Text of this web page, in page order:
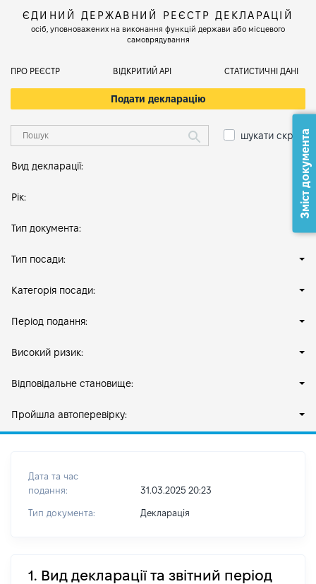
ЄДИНИЙ ДЕРЖАВНИЙ РЕЄСТР ДЕКЛАРАЦІЙ
осіб, уповноважених на виконання функцій держави або місцевого
самоврядування
ПРО РЕЄСТР ВІДКРИТИЙ АРІ СТАТИСТИЧНІ ДАНІ
Подати декларацію
шукати скрізь
Вид декларації:
Рік:
Тип документа:
Тип посади:
Категорія посади:
Період подання:
Високий ризик:
Відповідальне становище:
Пройшла автоперевірку:
Дата та час
подання:
31.03.2025 20:23
Тип документа: Декларація
1. Вид декларації та звітний період
Зміст документа